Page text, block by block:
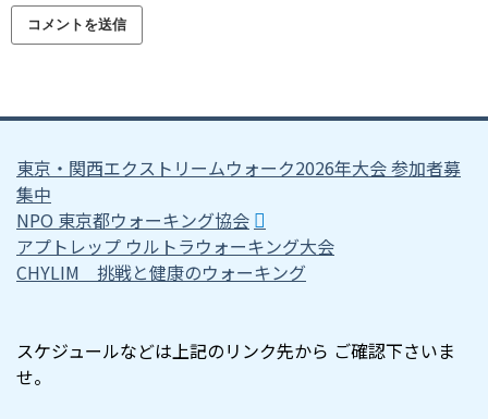
東京・関西エクストリームウォーク2026年大会 参加者募
集中
NPO 東京都ウォーキング協会
アプトレップ ウルトラウォーキング大会
CHYLIM 挑戦と健康のウォーキング
スケジュールなどは上記のリンク先から ご確認下さいま
せ。